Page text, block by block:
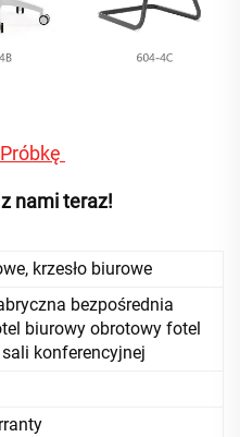
nami teraz!
krzesło biurowe
bezpośrednia
biurowy obrotowy fotel
konferencyjnej